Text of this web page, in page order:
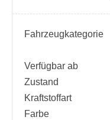
Fahrzeugkategorie
Verfügbar ab
Zustand
Kraftstoffart
Farbe